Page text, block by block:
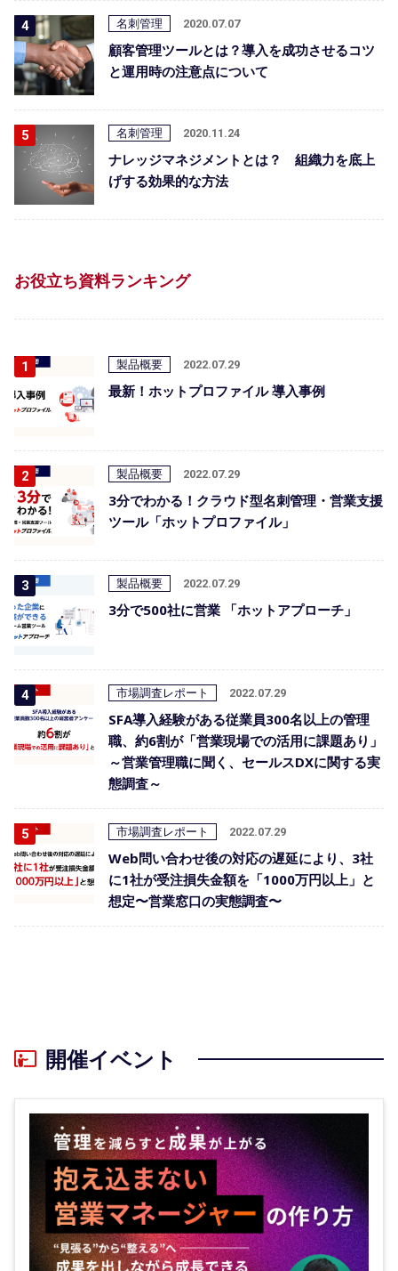
名刺管理 2020.07.07
顧客管理ツールとは？導入を成功させるコツ
と運用時の注意点について
名刺管理 2020.11.24
ナレッジマネジメントとは？ 組織力を底上
げする効果的な方法
お役立ち資料ランキング
製品概要 2022.07.29
最新！ホットプロファイル 導入事例
製品概要 2022.07.29
3分でわかる！クラウド型名刺管理・営業支援
ツール「ホットプロファイル」
製品概要 2022.07.29
3分で500社に営業 「ホットアプローチ」
市場調査レポート 2022.07.29
SFA導入経験がある従業員300名以上の管理
職、約6割が「営業現場での活用に課題あり」
～営業管理職に聞く、セールスDXに関する実
態調査～
市場調査レポート 2022.07.29
Web問い合わせ後の対応の遅延により、3社
に1社が受注損失金額を「1000万円以上」と
想定〜営業窓口の実態調査〜
開催イベント